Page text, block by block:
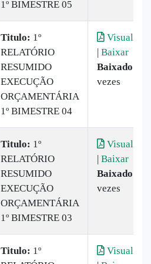
1º BIMESTRE 05
Titulo: 1º
RELATÓRIO
RESUMIDO
EXECUÇÃO
ORÇAMENTÁRIA
1º BIMESTRE 04
Visualizar
| Baixar
Baixado:
vezes
Titulo: 1º
RELATÓRIO
RESUMIDO
EXECUÇÃO
ORÇAMENTÁRIA
1º BIMESTRE 03
Visualizar
| Baixar
Baixado:
vezes
Titulo: 1º
Visualizar